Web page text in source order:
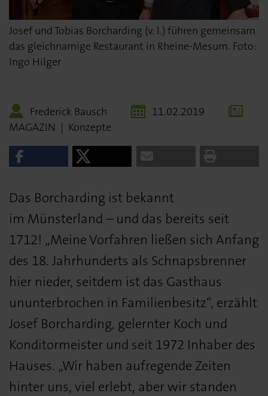
Josef und Tobias Borcharding (v. l.) führen gemeinsam
das gleichnamige Restaurant in Rheine-Mesum. Foto:
Ingo Hilger
Frederick Bausch
11.02.2019
MAGAZIN | Konzepte
Das Borcharding ist bekannt
im Münsterland – und das bereits seit
1712! „Meine Vorfahren ließen sich Anfang
des 18. Jahrhunderts als Schnapsbrenner
hier nieder, seitdem ist das Gasthaus
ununterbrochen in Familienbesitz“, erzählt
Josef Borcharding, gelernter Koch und
Konditormeister und seit 1972 Inhaber des
Hauses. „Wir haben aufregende Zeiten
hinter uns, viel erlebt, aber wir standen